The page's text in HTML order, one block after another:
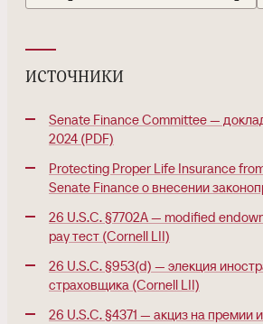
источники
Senate Finance Committee —
2024 (PDF)
Protecting Proper Life Insurance
Senate Finance о внесении
26 U.S.C. §7702A — modified
pay тест (Cornell LII)
26 U.S.C. §953(d) — элекция
страховщика (Cornell LII)
26 U.S.C. §4371 — акциз на премии